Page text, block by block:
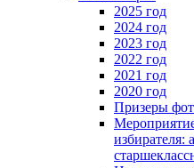
2025 год
2024 год
2023 год
2022 год
2021 год
2020 год
Призеры
избирателя: